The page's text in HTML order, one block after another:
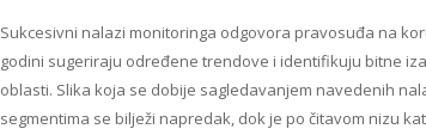
Sukcesivni nalazi monitoringa odgovora pravosuđa na
godini sugeriraju određene trendove i identifikuju bitne
oblasti. Slika koja se dobije sagledavanjem navedenih
segmentima se bilježi napredak, dok je po čitavom nizu